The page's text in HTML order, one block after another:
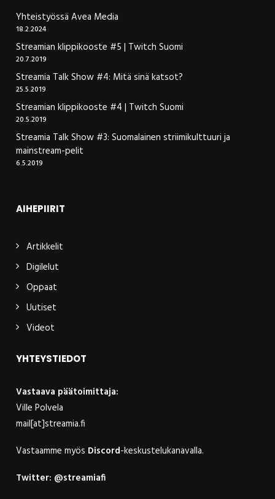
Yhteistyössä Avea Media
18.2.2024
Streamian klippikooste #5 | Twitch Suomi
20.7.2019
Streamia Talk Show #4: Mitä sinä katsot?
25.5.2019
Streamian klippikooste #4 | Twitch Suomi
20.5.2019
Streamia Talk Show #3: Suomalainen striimikulttuuri ja
mainstream-pelit
6.5.2019
AIHEPIIRIT
Artikkelit
Digilelut
Oppaat
Uutiset
Videot
YHTEYSTIEDOT
Vastaava päätoimittaja:
Ville Polvela
mail[at]streamia.fi
Vastaamme myös Discord-keskustelukanavalla.
Twitter: @streamiafi